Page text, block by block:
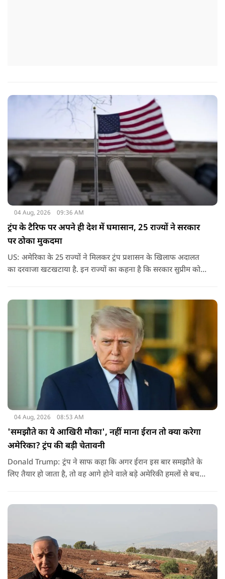
04 Aug, 2026 09:36 AM
ट्रंप के टैरिफ पर अपने ही देश में घमासान, 25 राज्यों ने सरकार
पर ठोका मुकदमा
US: अमेरिका के 25 राज्यों ने मिलकर ट्रंप प्रशासन के खिलाफ अदालत
का दरवाजा खटखटाया है. इन राज्यों का कहना है कि सरकार सुप्रीम कोर्ट
04 Aug, 2026 08:53 AM
'समझौते का ये आखिरी मौका', नहीं माना ईरान तो क्या करेगा
अमेरिका? ट्रंप की बड़ी चेतावनी
Donald Trump: ट्रंप ने साफ कहा कि अगर ईरान इस बार समझौते के
लिए तैयार हो जाता है, तो वह आगे होने वाले बड़े अमेरिकी हमलों से बच